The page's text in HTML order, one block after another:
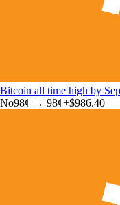
Bitcoin all time high by
No98¢ → 98¢+$986.40